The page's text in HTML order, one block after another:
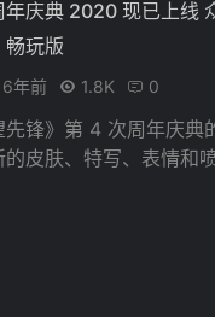
年庆典 2020 现已上线
畅玩版
6年前 1.8K 0
先锋》第 4 次周年庆典
的皮肤、特写、表情和